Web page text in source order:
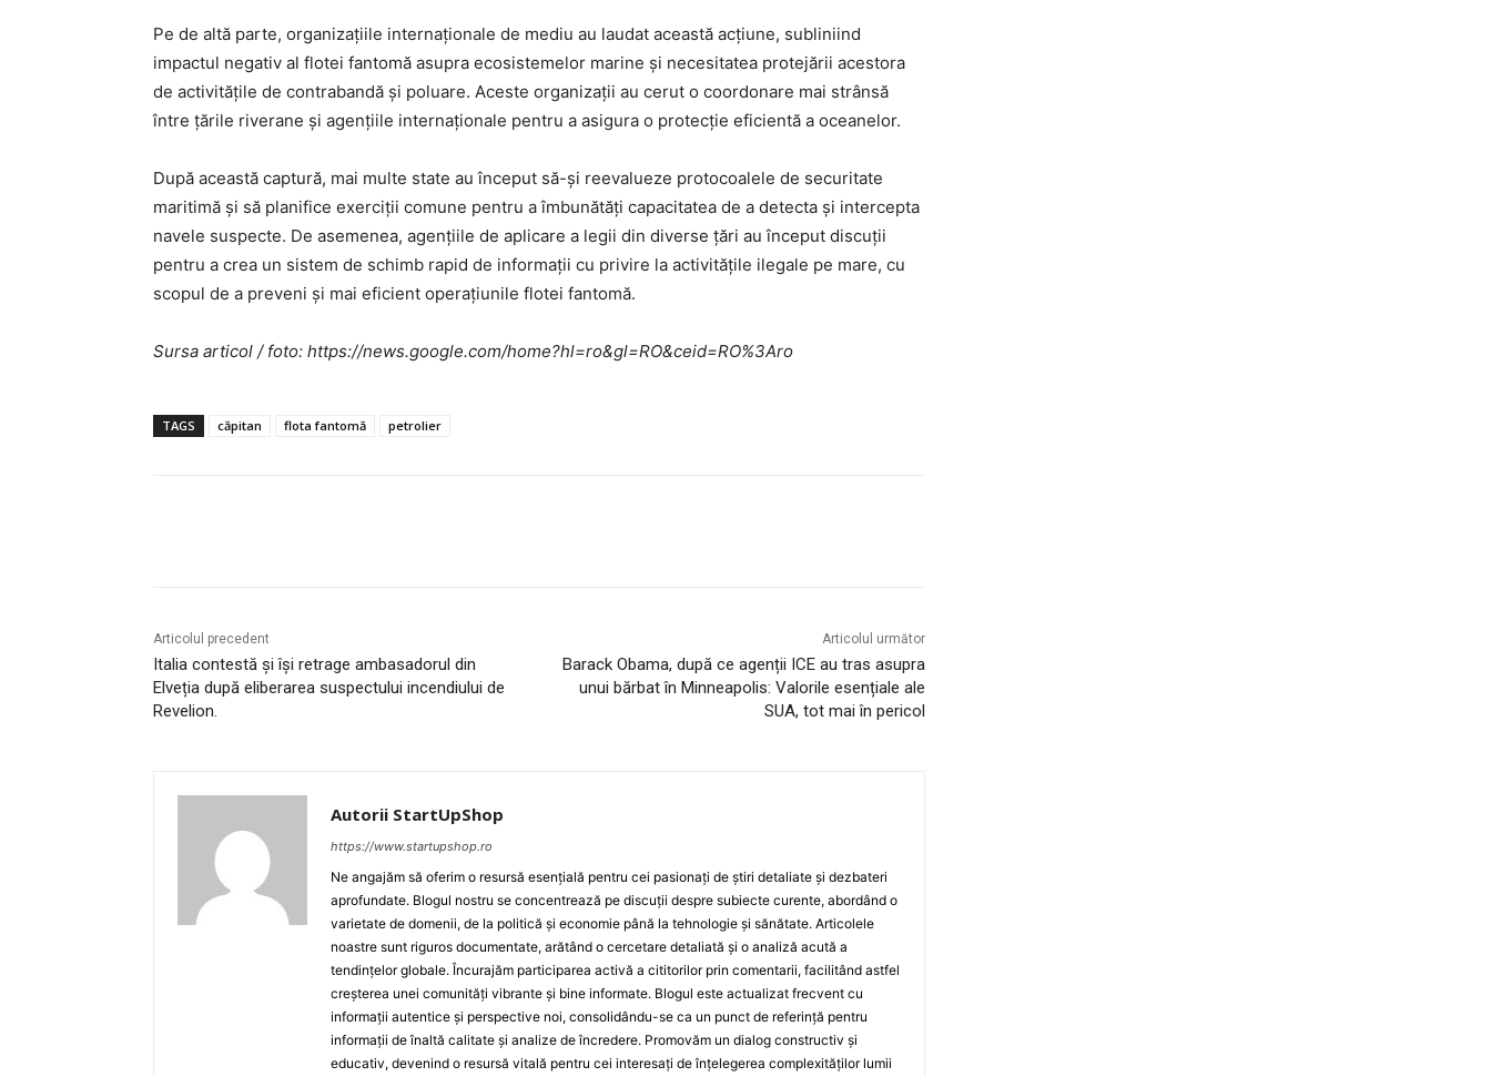
Pe de altă parte, organizațiile internaționale de mediu au laudat această acțiune, subliniind
impactul negativ al flotei fantomă asupra ecosistemelor marine și necesitatea protejării acestora
de activitățile de contrabandă și poluare. Aceste organizații au cerut o coordonare mai strânsă
între țările riverane și agențiile internaționale pentru a asigura o protecție eficientă a oceanelor.
După această captură, mai multe state au început să-și reevalueze protocoalele de securitate
maritimă și să planifice exerciții comune pentru a îmbunătăți capacitatea de a detecta și intercepta
navele suspecte. De asemenea, agențiile de aplicare a legii din diverse țări au început discuții
pentru a crea un sistem de schimb rapid de informații cu privire la activitățile ilegale pe mare, cu
scopul de a preveni și mai eficient operațiunile flotei fantomă.
Sursa articol / foto: https://news.google.com/home?hl=ro&gl=RO&ceid=RO%3Aro
TAGS căpitan flota fantomă petrolier
Articolul precedent
Italia contestă și își retrage ambasadorul din
Elveția după eliberarea suspectului incendiului de
Revelion.
Articolul următor
Barack Obama, după ce agenții ICE au tras asupra
unui bărbat în Minneapolis: Valorile esențiale ale
SUA, tot mai în pericol
Autorii StartUpShop
https://www.startupshop.ro
Ne angajăm să oferim o resursă esențială pentru cei pasionați de știri detaliate și dezbateri
aprofundate. Blogul nostru se concentrează pe discuții despre subiecte curente, abordând o
varietate de domenii, de la politică și economie până la tehnologie și sănătate. Articolele
noastre sunt riguros documentate, arătând o cercetare detaliată și o analiză acută a
tendințelor globale. Încurajăm participarea activă a cititorilor prin comentarii, facilitând astfel
creșterea unei comunități vibrante și bine informate. Blogul este actualizat frecvent cu
informații autentice și perspective noi, consolidându-se ca un punct de referință pentru
informații de înaltă calitate și analize de încredere. Promovăm un dialog constructiv și
educativ, devenind o resursă vitală pentru cei interesați de înțelegerea complexităților lumii